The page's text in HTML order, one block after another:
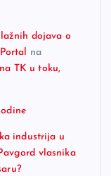
dojava o
na
TK u toku,
industrija u
vlasnika